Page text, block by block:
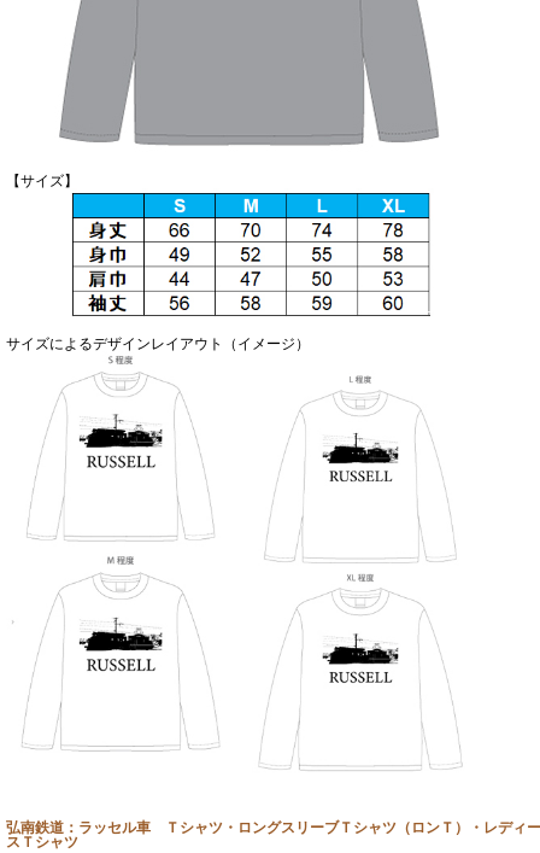
【サイズ】
サイズによるデザインレイアウト（イメージ）
弘南鉄道：ラッセル車 Ｔシャツ・ロングスリーブＴシャツ（ロンＴ）・レディー
スＴシャツ